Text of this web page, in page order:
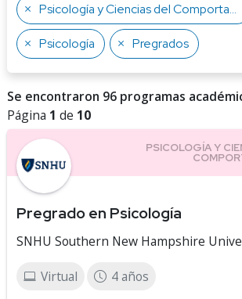
Psicología y Ciencias del Comportamiento
Psicología Pregrados
Se encontraron 96 programas
Página 1 de 10
Pregrado en Psicología
SNHU Southern New Hampshire
Virtual 4 años